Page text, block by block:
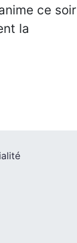
ce soir
la